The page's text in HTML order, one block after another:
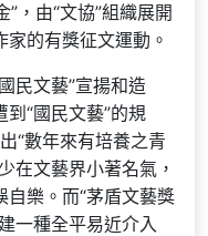
”，由“文協”組織展開
的有獎征文運動。
民文藝”宣揚和造
“國民文藝”的規
“數年來有培養之青
在文藝界小著名氣，
樂。而“茅盾文藝獎
一種全平易近介入